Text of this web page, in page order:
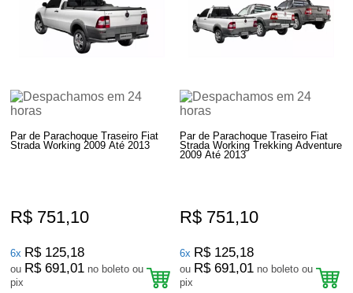
Par de Parachoque Traseiro Fiat
Strada Working 2009 Até 2013
R$ 751,10
6x R$ 125,18
ou R$ 691,01 no boleto ou
pix
Par de Parachoque Traseiro Fiat
Strada Working Trekking Adventure
2009 Até 2013
R$ 751,10
6x R$ 125,18
ou R$ 691,01 no boleto ou
pix